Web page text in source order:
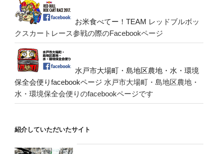
お米食べてー！TEAM レッドブルボッ
クスカートレース参戦の際のFacebookページ
水戸市大場町・島地区農地・水・環境
保全会便りfacebookページ 水戸市大場町・島地区農地・
水・環境保全会便りのfacebookページです
紹介していただいたサイト